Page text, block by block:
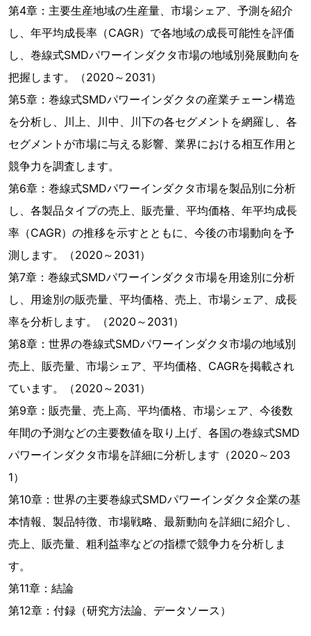
第4章：主要生産地域の生産量、市場シェア、予測を紹介
し、年平均成長率（CAGR）で各地域の成長可能性を評価
し、巻線式SMDパワーインダクタ市場の地域別発展動向を
把握します。（2020～2031）
第5章：巻線式SMDパワーインダクタの産業チェーン構造
を分析し、川上、川中、川下の各セグメントを網羅し、各
セグメントが市場に与える影響、業界における相互作用と
競争力を調査します。
第6章：巻線式SMDパワーインダクタ市場を製品別に分析
し、各製品タイプの売上、販売量、平均価格、年平均成長
率（CAGR）の推移を示すとともに、今後の市場動向を予
測します。（2020～2031）
第7章：巻線式SMDパワーインダクタ市場を用途別に分析
し、用途別の販売量、平均価格、売上、市場シェア、成長
率を分析します。（2020～2031）
第8章：世界の巻線式SMDパワーインダクタ市場の地域別
売上、販売量、市場シェア、平均価格、CAGRを掲載され
ています。（2020～2031）
第9章：販売量、売上高、平均価格、市場シェア、今後数
年間の予測などの主要数値を取り上げ、各国の巻線式SMD
パワーインダクタ市場を詳細に分析します（2020～203
1）
第10章：世界の主要巻線式SMDパワーインダクタ企業の基
本情報、製品特徴、市場戦略、最新動向を詳細に紹介し、
売上、販売量、粗利益率などの指標で競争力を分析しま
す。
第11章：結論
第12章：付録（研究方法論、データソース）